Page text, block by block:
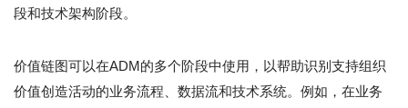
段和技术架构阶段。
价值链图可以在ADM的多个阶段中使用，以帮助识别支持组织
价值创造活动的业务流程、数据流和技术系统。例如，在业务